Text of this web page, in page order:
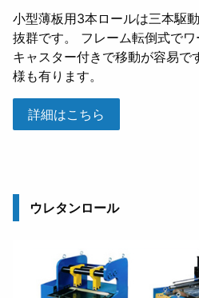
小型薄板用3本ロールは三本駆
抜群です。 フレーム転倒式で
キャスター付きで移動が容易で
様も有ります。
詳細はこちら
ウレタンロール